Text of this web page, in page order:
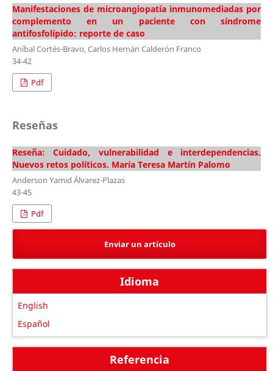
Manifestaciones de microangiopatía inmunomediadas por
complemento en un paciente con síndrome
antifosfolípido: reporte de caso
Aníbal Cortés-Bravo, Carlos Hernán Calderón Franco
34-42
Pdf
Reseñas
Reseña: Cuidado, vulnerabilidad e interdependencias.
Nuevos retos políticos. María Teresa Martín Palomo
Anderson Yamid Álvarez-Plazas
43-45
Pdf
Enviar un artículo
Idioma
English
Español
Referencia